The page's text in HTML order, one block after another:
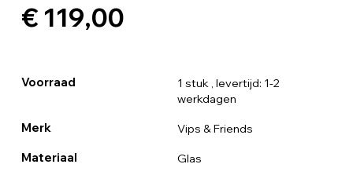
€ 119,00
Voorraad 1 stuk , levertijd: 1-2
werkdagen
Merk Vips & Friends
Materiaal Glas